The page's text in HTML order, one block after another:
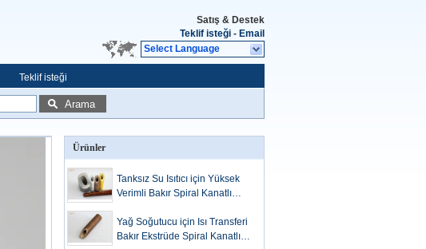
Satış & Destek
Teklif isteği - Email
Select Language
Teklif isteği
Arama
Ürünler
Tanksız Su Isıtıcı için Yüksek
Verimli Bakır Spiral Kanatlı
Yağ Soğutucu için Isı Transferi
Bakır Ekstrüde Spiral Kanatlı